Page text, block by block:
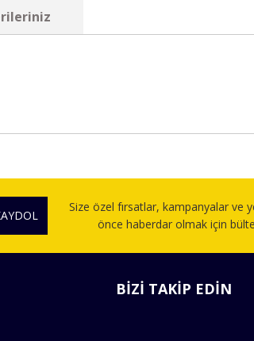
Size özel fırsatlar, kampanyalar ve
önce haberdar olmak için
BİZİ TAKİP EDİN